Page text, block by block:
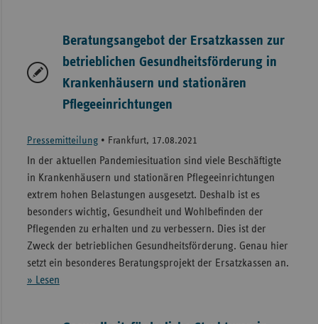
Beratungsangebot der Ersatzkassen zur
betrieblichen Gesundheitsförderung in
Krankenhäusern und stationären
Pflegeeinrichtungen
Pressemitteilung• Frankfurt, 17.08.2021
In der aktuellen Pandemiesituation sind viele Beschäftigte
in Krankenhäusern und stationären Pflegeeinrichtungen
extrem hohen Belastungen ausgesetzt. Deshalb ist es
besonders wichtig, Gesundheit und Wohlbefinden der
Pflegenden zu erhalten und zu verbessern. Dies ist der
Zweck der betrieblichen Gesundheitsförderung. Genau hier
setzt ein besonderes Beratungsprojekt der Ersatzkassen an.
» Lesen